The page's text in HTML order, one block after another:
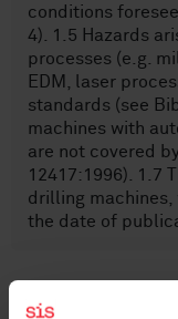
conditions
4). 1.5 Hazards
processes (e.g.
EDM, laser
standards (see
machines with
are not covered
12417:1996). 1.7
drilling
the date of